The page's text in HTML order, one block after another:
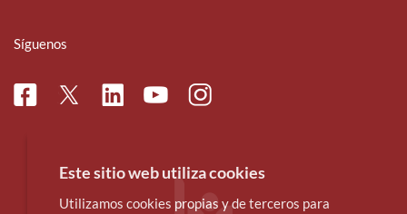
Síguenos
FacebookTwitterLinkedinYoutubeInstagram
Este sitio web utiliza cookies
Utilizamos cookies propias y de terceros para